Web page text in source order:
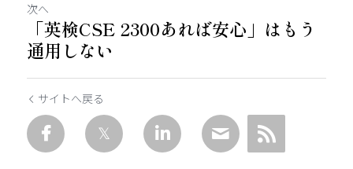
次へ
「英検CSE 2300あれば安心」はもう
通用しない
サイトへ戻る